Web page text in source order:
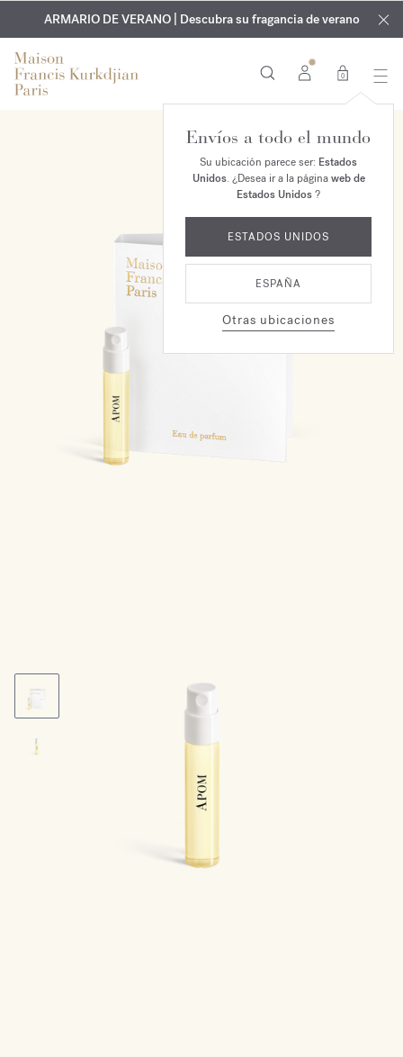
EXCLUSIVO | Descubra la nueva fragancia OUD
velvet mood
en su pedido*
GRABADO GRATUITO | En todas las fragancias y aceites
corporales hasta el 9 de agosto
ARMARIO DE VERANO | Descubra su fragancia de verano
0
Envíos a todo el mundo
Su ubicación parece ser: Estados
Unidos. ¿Desea ir a la páginaweb de
Estados Unidos?
ESTADOS UNIDOS
ESPAÑA
Otras ubicaciones